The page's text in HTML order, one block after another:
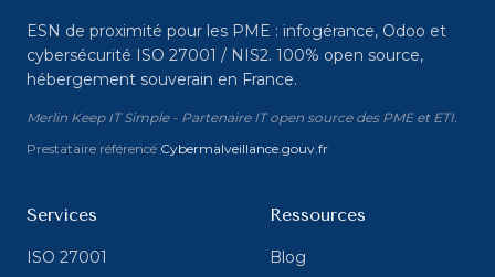
ESN de proximité pour les PME : infogérance, Odoo et
cybersécurité ISO 27001 / NIS2. 100% open source,
hébergement souverain en France.
Merlin Keep IT Simple - Partenaire IT open source des PME et ETI.
Prestataire référencé Cybermalveillance.gouv.fr
Services
ISO 27001
Ressources
Blog